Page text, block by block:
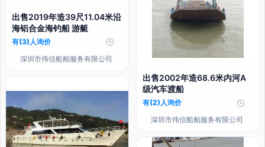
出售2019年造39尺11.04米沿
海铝合金海钓船 游艇
有(3)人询价
深圳市伟信船舶服务有限公司
出售2002年造68.6米内河A
级汽车渡船
有(2)人询价
深圳市伟信船舶服务有限公司